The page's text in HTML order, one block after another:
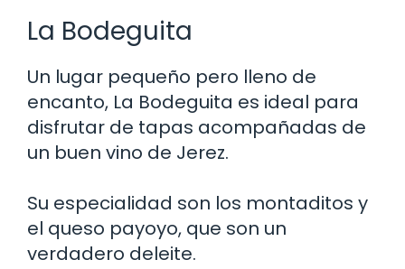
La Bodeguita
Un lugar pequeño pero lleno de
encanto, La Bodeguita es ideal para
disfrutar de tapas acompañadas de
un buen vino de Jerez.
Su especialidad son los montaditos y
el queso payoyo, que son un
verdadero deleite.